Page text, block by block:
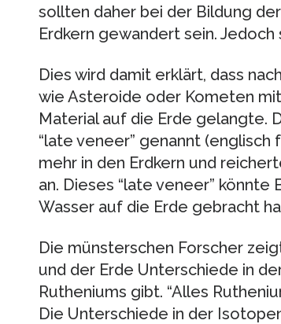
sollten daher bei der Bildung
Erdkern gewandert sein.
Dies wird damit erklärt, dass
wie Asteroide oder Kometen
Material auf die Erde gelangte.
“late veneer” genannt (englisch
mehr in den Erdkern und
an. Dieses “late veneer”
Wasser auf die Erde gebracht
Die münsterschen Forscher
und der Erde Unterschiede in
Rutheniums gibt. “Alles
Die Unterschiede in der